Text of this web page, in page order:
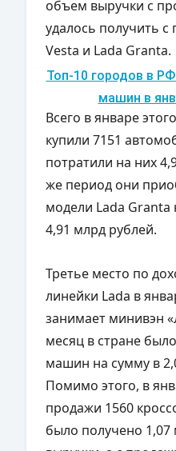
объем выручки с
удалось получить
Vesta и Lada Granta.
Топ-10 городов в
машин в
Всего в январе
купили 7151
потратили на них
же период они
модели Lada
4,91 млрд рублей.
Третье место по
линейки Lada в
занимает минивэн
месяц в стране
машин на сумму в
Помимо этого, в
продажи 1560
было получено 1,07